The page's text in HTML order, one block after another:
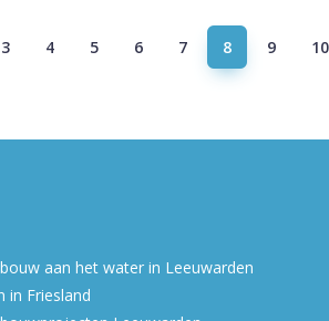
3 4 5 6 7 8 9 10
aan het water in Leeuwarden
in Friesland